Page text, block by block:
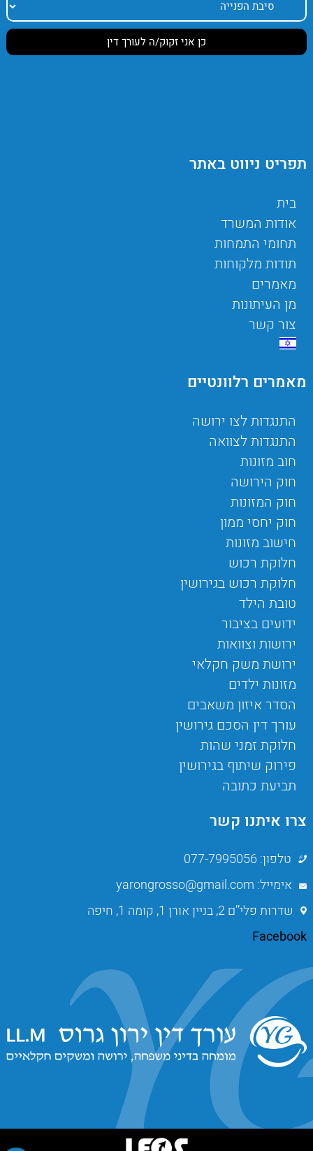
תפריט ניווט באתר
בית
אודות המשרד
תחומי התמחות
תודות מלקוחות
מאמרים
מן העיתונות
צור קשר
מאמרים רלוונטיים
התנגדות לצו ירושה
התנגדות לצוואה
חוב מזונות
חוק הירושה
חוק המזונות
חוק יחסי ממון
חישוב מזונות
חלוקת רכוש
חלוקת רכוש בגירושין
טובת הילד
ידועים בציבור
ירושות וצוואות
ירושת משק חקלאי
מזונות ילדים
הסדר איזון משאבים
עורך דין הסכם גירושין
חלוקת זמני שהות
פירוק שיתוף בגירושין
תביעת כתובה
צרו איתנו קשר
טלפון: 077-7995056
אימייל: yarongrosso@gmail.com
שדרות פלי’’ם 2, בניין אורן 1, קומה 1, חיפה
Facebook